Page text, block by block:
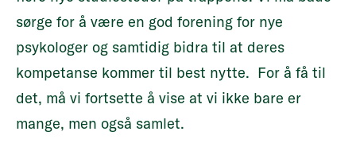
sørge for å være en god forening for nye
psykologer og samtidig bidra til at deres
kompetanse kommer til best nytte. For å få til
det, må vi fortsette å vise at vi ikke bare er
mange, men også samlet.